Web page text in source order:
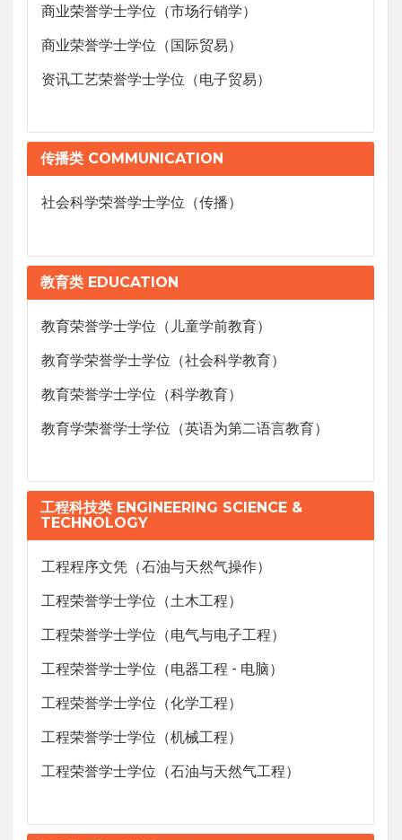
商业荣誉学士学位（市场行销学）
商业荣誉学士学位（国际贸易）
资讯工艺荣誉学士学位（电子贸易）
传播类 COMMUNICATION
社会科学荣誉学士学位（传播）
教育类 EDUCATION
教育荣誉学士学位（儿童学前教育）
教育学荣誉学士学位（社会科学教育）
教育荣誉学士学位（科学教育）
教育学荣誉学士学位（英语为第二语言教育）
工程科技类 ENGINEERING SCIENCE &
TECHNOLOGY
工程程序文凭（石油与天然气操作）
工程荣誉学士学位（土木工程）
工程荣誉学士学位（电气与电子工程）
工程荣誉学士学位（电器工程 - 电脑）
工程荣誉学士学位（化学工程）
工程荣誉学士学位（机械工程）
工程荣誉学士学位（石油与天然气工程）